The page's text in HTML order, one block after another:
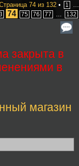
74 из 132 • 1
74 75 76 77 132
закрыта в
в
магазин